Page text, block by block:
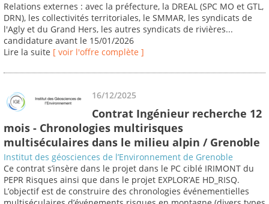
Relations externes : avec la préfecture, la DREAL (SPC MO et GTL,
DRN), les collectivités territoriales, le SMMAR, les syndicats de
l'Agly et du Grand Hers, les autres syndicats de rivières...
candidature avant le 15/01/2026
Lire la suite [ voir l'offre complète ]
16/12/2025
Contrat Ingénieur recherche 12
mois - Chronologies multirisques
multiséculaires dans le milieu alpin / Grenoble
Institut des géosciences de l’Environnement de Grenoble
Ce contrat s’insère dans le projet dans le PC ciblé IRIMONT du
PEPR Risques ainsi que dans le projet EXPLOR’AE HD_RISQ.
L’objectif est de construire des chronologies événementielles